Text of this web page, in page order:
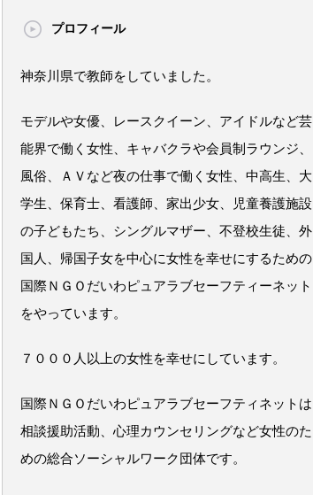
プロフィール
神奈川県で教師をしていました。
モデルや女優、レースクイーン、アイドルなど芸
能界で働く女性、キャバクラや会員制ラウンジ、
風俗、ＡＶなど夜の仕事で働く女性、中高生、大
学生、保育士、看護師、家出少女、児童養護施設
の子どもたち、シングルマザー、不登校生徒、外
国人、帰国子女を中心に女性を幸せにするための
国際ＮＧＯだいわピュアラブセーフティーネット
をやっています。
７０００人以上の女性を幸せにしています。
国際ＮＧＯだいわピュアラブセーフティネットは
相談援助活動、心理カウンセリングなど女性のた
めの総合ソーシャルワーク団体です。